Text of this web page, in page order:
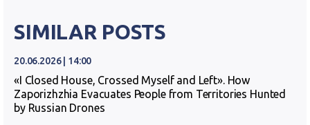
SIMILAR POSTS
20.06.2026 | 14:00
«I Closed House, Crossed Myself and Left». How
Zaporizhzhia Evacuates People from Territories Hunted
by Russian Drones